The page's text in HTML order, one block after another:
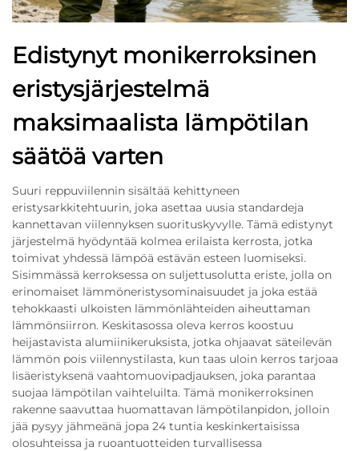
Edistynyt monikerroksinen
eristysjärjestelmä
maksimaalista lämpötilan
säätöä varten
Suuri reppuviilennin sisältää kehittyneen
eristysarkkitehtuurin, joka asettaa uusia standardeja
kannettavan viilennyksen suorituskyvylle. Tämä edistynyt
järjestelmä hyödyntää kolmea erilaista kerrosta, jotka
toimivat yhdessä lämpöä estävän esteen luomiseksi.
Sisimmässä kerroksessa on suljettusolutta eriste, jolla on
erinomaiset lämmöneristysominaisuudet ja joka estää
tehokkaasti ulkoisten lämmönlähteiden aiheuttaman
lämmönsiirron. Keskitasossa oleva kerros koostuu
heijastavista alumiinikeruksista, jotka ohjaavat säteilevän
lämmön pois viilennystilasta, kun taas uloin kerros tarjoaa
lisäeristyksenä vaahtomuovipadjauksen, joka parantaa
suojaa lämpötilan vaihteluilta. Tämä monikerroksinen
rakenne saavuttaa huomattavan lämpötilanpidon, jolloin
jää pysyy jähmeänä jopa 24 tuntia keskinkertaisissa
olosuhteissa ja ruoantuotteiden turvallisessa